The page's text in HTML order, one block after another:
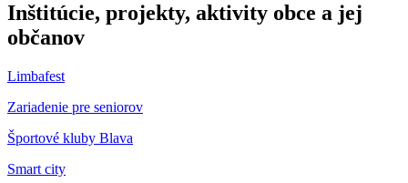
Inštitúcie, projekty, aktivity obce a jej
občanov
Limbafest
Zariadenie pre seniorov
Športové kluby Blava
Smart city